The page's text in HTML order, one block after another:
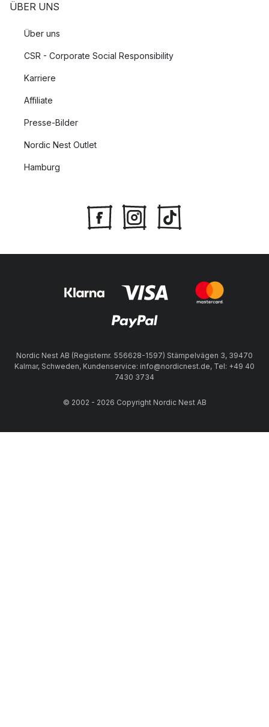
ÜBER UNS
Über uns
CSR - Corporate Social Responsibility
Karriere
Affiliate
Presse-Bilder
Nordic Nest Outlet
Hamburg
Nordic Nest AB (Registernr. 556628-1597) Stämpelvägen 3, 39470
Kalmar, Schweden, Kundenservice: info@nordicnest.de, Tel: +49 40
7430 3734
© 2002 - 2026 Copyright Nordic Nest AB